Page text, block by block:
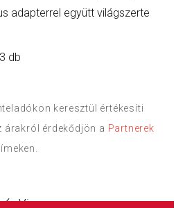
adapterrel együtt világszerte
db
keresztül értékesíti
árakról érdekődjön a Partnerek
Vissza